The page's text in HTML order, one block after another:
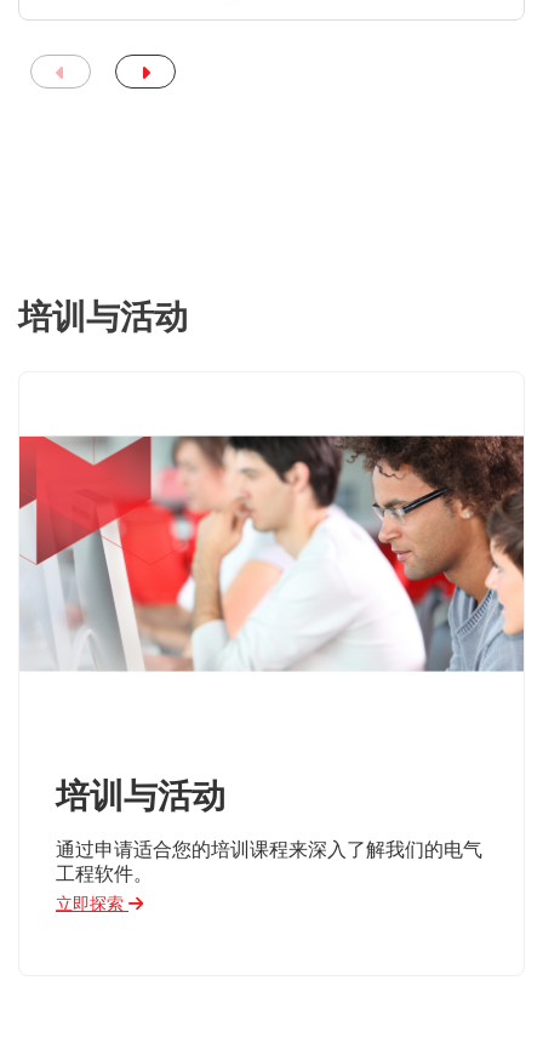
培训与活动
培训与活动
通过申请适合您的培训课程来深入了解我们的电气
工程软件。
立即探索